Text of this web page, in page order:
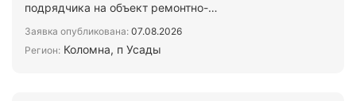
подрядчика на объект ремонтно-
Заявка опубликована: 07.08.2026
Регион: Коломна, п Усады